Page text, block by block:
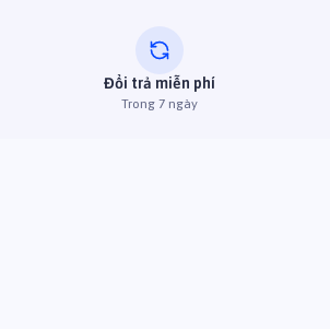
Đổi trả miễn phí
Trong 7 ngày